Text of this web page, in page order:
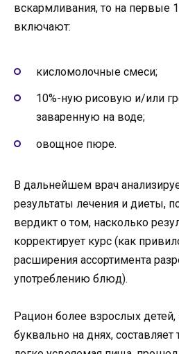
вскармливания, то на первые
включают:
кисломолочные смеси;
10%-ную рисовую и/или
заваренную на воде;
овощное пюре.
В дальнейшем врач
результаты лечения и диеты,
вердикт о том, насколько
корректирует курс (как
расширения ассортимента
употреблению блюд).
Рацион более взрослых
буквально на днях, составляет